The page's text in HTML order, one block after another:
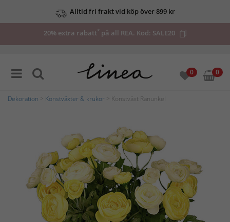
Alltid fri frakt vid köp över 899 kr
20% extra rabatt*på all REA. Kod: SALE20
0 0
Dekoration Konstväxter & krukor > Konstväxt Ranunkel